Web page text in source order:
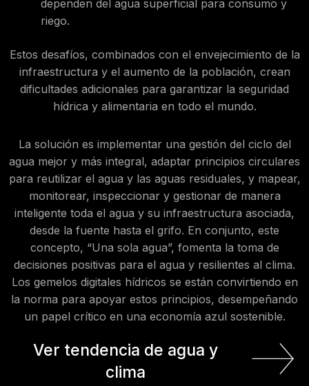
dependen del agua superficial para consumo y
riego.
Estos desafíos, combinados con el envejecimiento de la
infraestructura y el aumento de la población, crean
dificultades adicionales para garantizar la seguridad
hídrica y alimentaria en todo el mundo.
La solución es implementar una gestión del ciclo del
agua mejor y más integral, adaptar principios circulares
para reutilizar el agua y las aguas residuales, y mapear,
monitorear, inspeccionar y gestionar de manera
inteligente toda el agua y su infraestructura asociada,
desde la fuente hasta el grifo. En conjunto, este
concepto, “Una sola agua”, fomenta la toma de
decisiones positivas para el agua y resilientes al clima.
Los gemelos digitales hídricos se están convirtiendo en
la norma para apoyar estos principios, desempeñando
un papel crítico en una economía azul sostenible.
Ver tendencia de agua y
clima